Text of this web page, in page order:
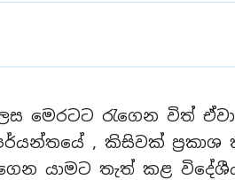
මෙරටට රැගෙන විත් ඒවා
, කිසිවක් ප්‍රකාශ
යාමට තැත් කළ